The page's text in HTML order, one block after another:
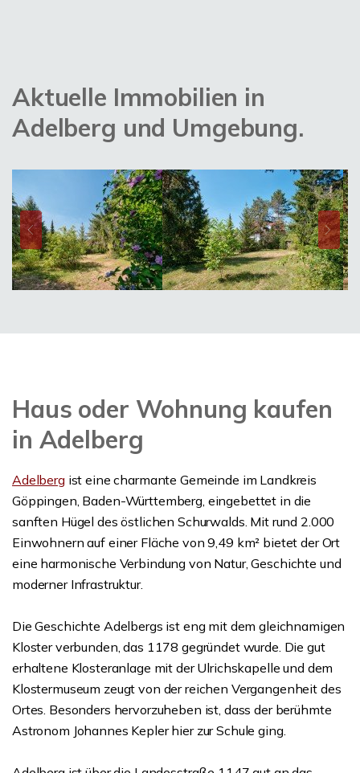
Aktuelle Immobilien in
Adelberg und Umgebung.
Haus oder Wohnung kaufen
in Adelberg
Adelbergist eine charmante Gemeinde im Landkreis
Göppingen, Baden-Württemberg, eingebettet in die
sanften Hügel des östlichen Schurwalds. Mit rund 2.000
Einwohnern auf einer Fläche von 9,49 km² bietet der Ort
eine harmonische Verbindung von Natur, Geschichte und
moderner Infrastruktur.
Die Geschichte Adelbergs ist eng mit dem gleichnamigen
Kloster verbunden, das 1178 gegründet wurde. Die gut
erhaltene Klosteranlage mit der Ulrichskapelle und dem
Klostermuseum zeugt von der reichen Vergangenheit des
Ortes. Besonders hervorzuheben ist, dass der berühmte
Astronom Johannes Kepler hier zur Schule ging.